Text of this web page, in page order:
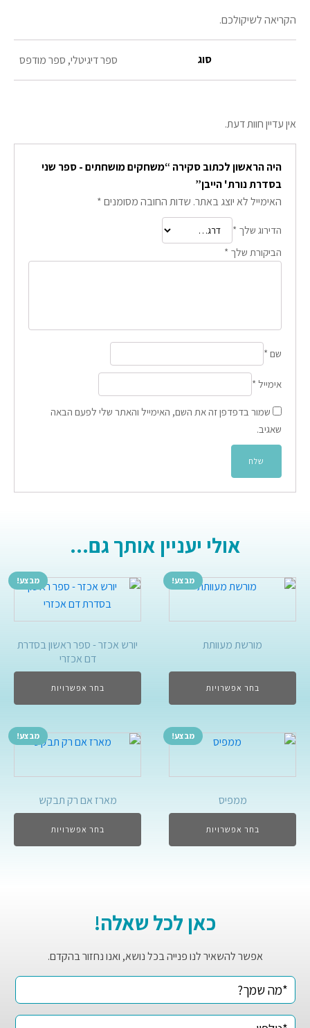
הקריאה לשיקולכם.
סוג ספר דיגיטלי, ספר מודפס
אין עדיין חוות דעת.
היה הראשון לכתוב סקירה “משחקים מושחתים - ספר שני
בסדרת נורת' הייבן”
האימייל לא יוצג באתר. שדות החובה מסומנים*
הדירוג שלך *
הביקורת שלך *
שם *
אימייל *
שמור בדפדפן זה את השם, האימייל והאתר שלי לפעם הבאה
שאגיב.
אולי יעניין אותך גם...
מבצע!
מורשת מעוותת
בחר אפשרויות
מבצע!
יורש אכזר - ספר ראשון בסדרת
דם אכזרי
בחר אפשרויות
מבצע!
ממפיס
בחר אפשרויות
מבצע!
מארז אם רק תבקש
בחר אפשרויות
כאן לכל שאלה!
אפשר להשאיר לנו פנייה בכל נושא, ואנו נחזור בהקדם.